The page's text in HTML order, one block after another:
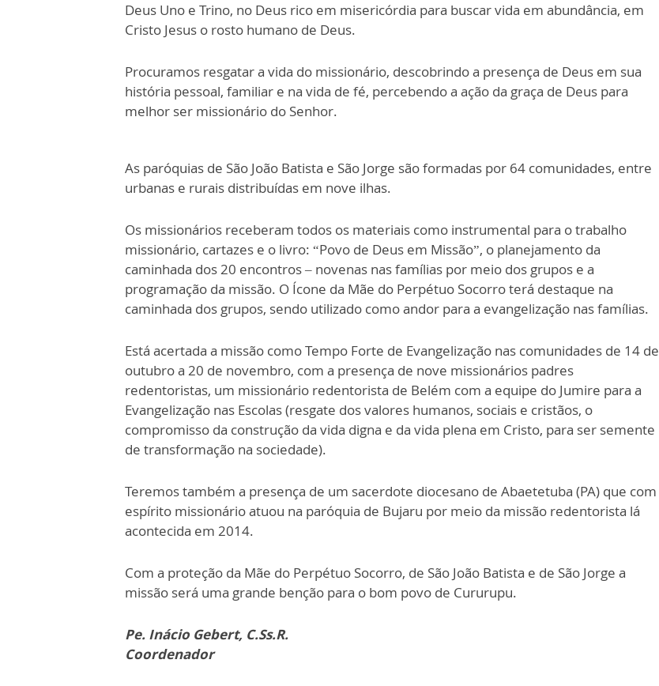
Deus Uno e Trino, no Deus rico em misericórdia para buscar vida em abundância, em
Cristo Jesus o rosto humano de Deus.
Procuramos resgatar a vida do missionário, descobrindo a presença de Deus em sua
história pessoal, familiar e na vida de fé, percebendo a ação da graça de Deus para
melhor ser missionário do Senhor.
As paróquias de São João Batista e São Jorge são formadas por 64 comunidades, entre
urbanas e rurais distribuídas em nove ilhas.
Os missionários receberam todos os materiais como instrumental para o trabalho
missionário, cartazes e o livro: “Povo de Deus em Missão”, o planejamento da
caminhada dos 20 encontros – novenas nas famílias por meio dos grupos e a
programação da missão. O Ícone da Mãe do Perpétuo Socorro terá destaque na
caminhada dos grupos, sendo utilizado como andor para a evangelização nas famílias.
Está acertada a missão como Tempo Forte de Evangelização nas comunidades de 14 de
outubro a 20 de novembro, com a presença de nove missionários padres
redentoristas, um missionário redentorista de Belém com a equipe do Jumire para a
Evangelização nas Escolas (resgate dos valores humanos, sociais e cristãos, o
compromisso da construção da vida digna e da vida plena em Cristo, para ser semente
de transformação na sociedade).
Teremos também a presença de um sacerdote diocesano de Abaetetuba (PA) que com
espírito missionário atuou na paróquia de Bujaru por meio da missão redentorista lá
acontecida em 2014.
Com a proteção da Mãe do Perpétuo Socorro, de São João Batista e de São Jorge a
missão será uma grande benção para o bom povo de Cururupu.
Pe. Inácio Gebert, C.Ss.R.
Coordenador